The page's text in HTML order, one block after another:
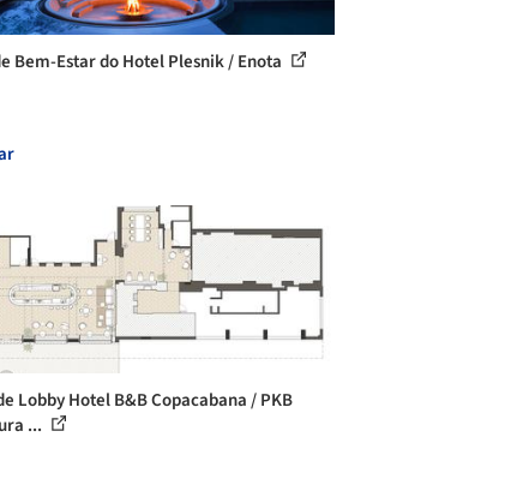
Bem-Estar do Hotel Plesnik / Enota
Lobby Hotel B&B Copacabana / PKB
...